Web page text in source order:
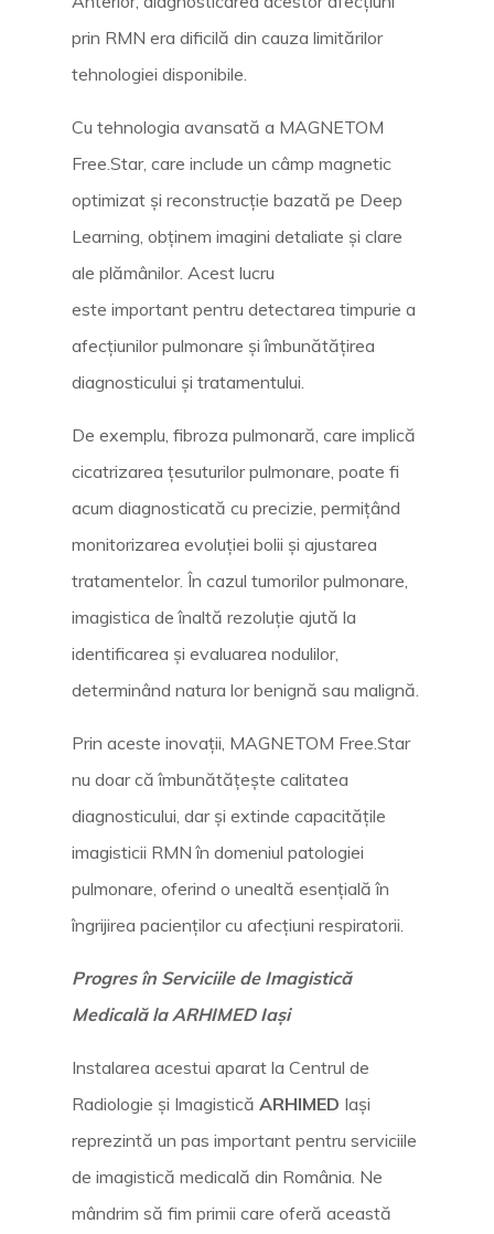
prin RMN era dificilă din cauza limitărilor
tehnologiei disponibile.
Cu tehnologia avansată a MAGNETOM
Free.Star, care include un câmp magnetic
optimizat și reconstrucție bazată pe Deep
Learning, obținem imagini detaliate și clare
ale plămânilor. Acest lucru
este important pentru detectarea timpurie a
afecțiunilor pulmonare și îmbunătățirea
diagnosticului și tratamentului.
De exemplu, fibroza pulmonară, care implică
cicatrizarea țesuturilor pulmonare, poate fi
acum diagnosticată cu precizie, permițând
monitorizarea evoluției bolii și ajustarea
tratamentelor. În cazul tumorilor pulmonare,
imagistica de înaltă rezoluție ajută la
identificarea și evaluarea nodulilor,
determinând natura lor benignă sau malignă.
Prin aceste inovații, MAGNETOM Free.Star
nu doar că îmbunătățește calitatea
diagnosticului, dar și extinde capacitățile
imagisticii RMN în domeniul patologiei
pulmonare, oferind o unealtă esențială în
îngrijirea pacienților cu afecțiuni respiratorii.
Progres în Serviciile de Imagistică
Medicalăla ARHIMED Iași
Instalarea acestui aparat la Centrul de
Radiologie și Imagistică ARHIMED Iași
reprezintă un pas important pentru serviciile
de imagistică medicală din România. Ne
mândrim să fim primii care oferă această